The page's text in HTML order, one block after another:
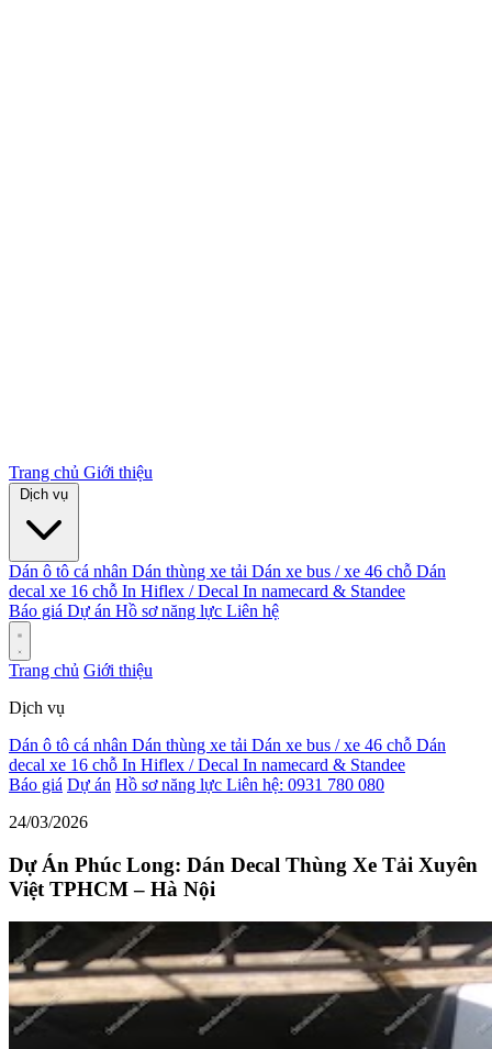
Trang chủ Giới thiệu
Dán ô tô cá nhân Dán thùng xe tải Dán xe bus / xe 46 chỗ Dán
decal xe 16 chỗ In Hiflex / Decal In namecard & Standee
Báo giá Dự án Hồ sơ năng lực Liên hệ
Trang chủ Giới thiệu
Dịch vụ
Dán ô tô cá nhân Dán thùng xe tải Dán xe bus / xe 46 chỗ Dán
decal xe 16 chỗ In Hiflex / Decal In namecard & Standee
Báo giá Dự án Hồ sơ năng lực Liên hệ: 0931 780 080
24/03/2026
Dự Án Phúc Long: Dán Decal Thùng Xe Tải Xuyên
Việt TPHCM – Hà Nội